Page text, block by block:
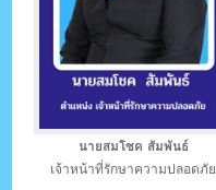
นายสมโชค สัมพันธ์
เจ้าหน้าที่รักษาความปลอดภัย